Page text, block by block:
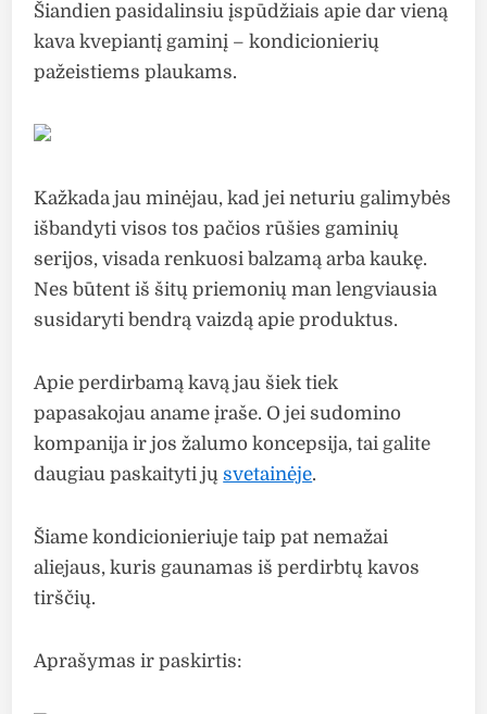
Šiandien pasidalinsiu įspūdžiais apie dar vieną
kava kvepiantį gaminį – kondicionierių
pažeistiems plaukams.
Kažkada jau minėjau, kad jei neturiu galimybės
išbandyti visos tos pačios rūšies gaminių
serijos, visada renkuosi balzamą arba kaukę.
Nes būtent iš šitų priemonių man lengviausia
susidaryti bendrą vaizdą apie produktus.
Apie perdirbamą kavą jau šiek tiek
papasakojau aname įraše. O jei sudomino
kompanija ir jos žalumo koncepsija, tai galite
daugiau paskaityti jųsvetainėje.
Šiame kondicionieriuje taip pat nemažai
aliejaus, kuris gaunamas iš perdirbtų kavos
tirščių.
Aprašymas ir paskirtis: